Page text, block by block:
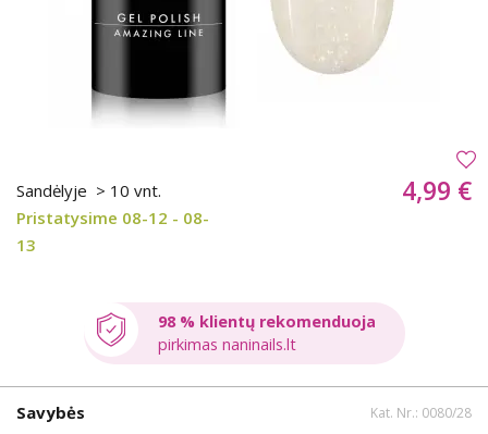
Sandėlyje > 10 vnt.
Pristatysime 08-12 - 08-
13
4,99 €
98 % klientų rekomenduoja
pirkimas naninails.lt
Savybės Kat. Nr.: 0080/28